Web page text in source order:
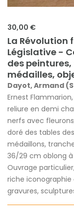
30,00 €
La
Législative -
des
médailles,
Dayot, Armand
Ernest
reliure en demi
nerfs avec
doré des tables
médaillons,
36/29 cm oblong
Ouvrage
riche
gravures,